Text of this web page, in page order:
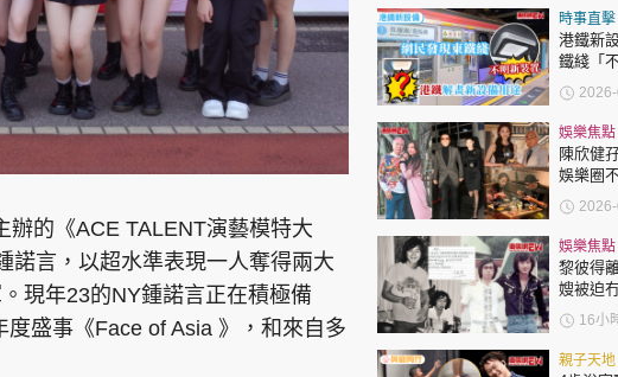
星島頭條 星島日報 頭條日報 星島環球 The Standard
Copyright © 東周網 版權所有 . 不得轉載
的《ACE TALENT演藝模特大
諾言，以超水準表現一人奪得兩大
現年23的NY鍾諾言正在積極備
盛事《Face of Asia 》，和來自多
時事直擊
港鐵新
鐵綫「
鐵解畫
娛樂焦點
陳欣健
娛樂圈
「爺孫
達51歲
基謝賢
娛樂焦點
黎彼得
嫂被迫
許冠傑
16小
親子天地